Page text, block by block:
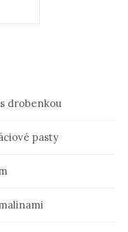
drobenkou
pasty